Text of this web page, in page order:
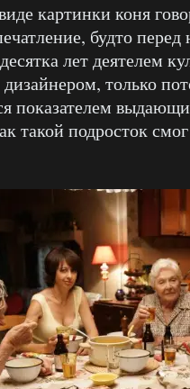
картинки коня
будто
лет деятелем
только
показателем
такой подросток